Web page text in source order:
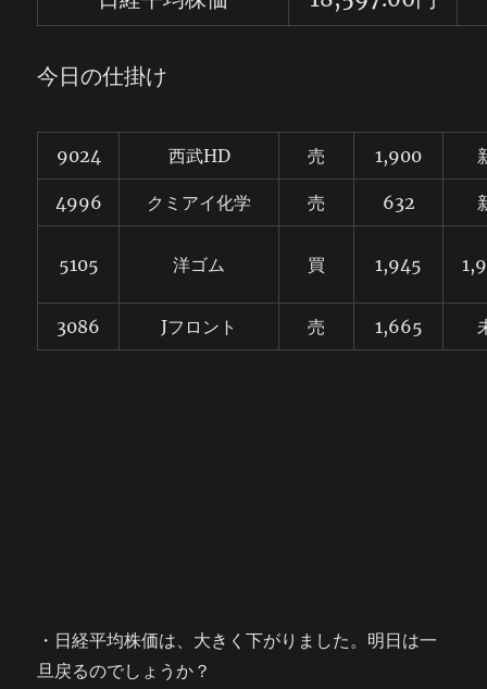
今日の仕掛け
9024 西武HD 売 1,900
4996 クミアイ化学 売 632
5105 洋ゴム 買 1,945
3086 Jフロント 売 1,665
・日経平均株価は、大きく下がりました。明日は一
旦戻るのでしょうか？